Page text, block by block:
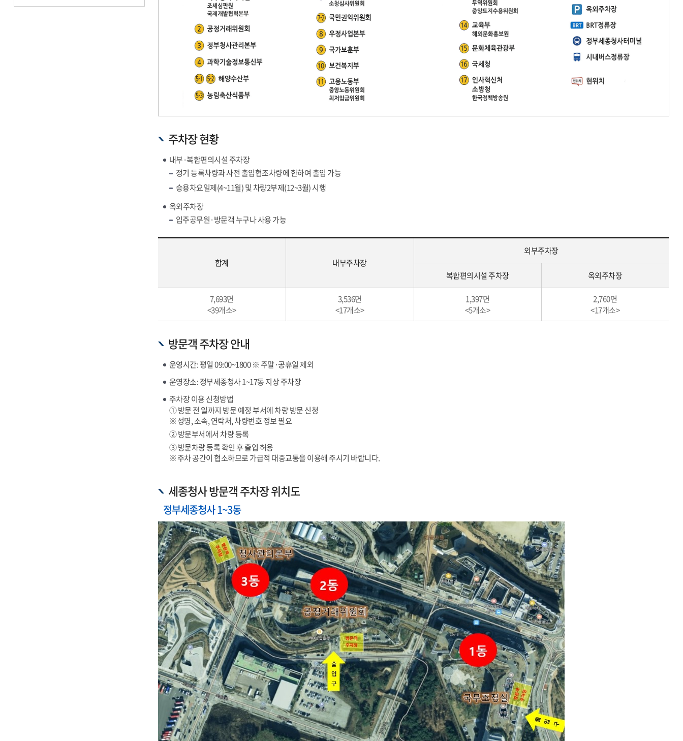
주차장 현황
내부·복합편의시설 주차장
정기 등록차량과 사전 출입협조차량에 한하여 출입 가능
승용차요일제(4~11월) 및 차량2부제(12~3월) 시행
옥외주차장
입주공무원·방문객 누구나 사용 가능
외부주차장,
복합편의시설
주차장,
옥외주차장)
합계 내부주차장
외부주차장
복합편의시설 주차장 옥외주차장
7,693면
<39개소>
3,536면
<17개소>
1,397면
<5개소>
2,760면
<17개소>
방문객 주차장 안내
운영시간: 평일 09:00~1800 ※ 주말·공휴일 제외
운영장소: 정부세종청사 1~17동 지상 주차장
주차장 이용 신청방법
① 방문 전 일까지 방문 예정 부서에 차량 방문 신청
성명, 소속, 연락처, 차량번호 정보 필요
② 방문부서에서 차량 등록
③ 방문차량 등록 확인 후 출입 허용
주차 공간이 협소하므로 가급적 대중교통을 이용해 주시기 바랍니다.
세종청사 방문객 주차장 위치도
정부세종청사 1~3동